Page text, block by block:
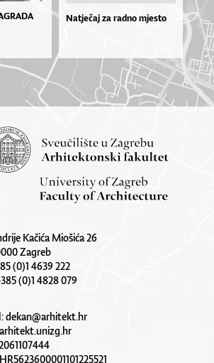
Natječaj za radno mjesto
Kačića Miošića 26
Zagreb
(0)1 4639 222
(0)1 4828 079
dekan@arhitekt.hr